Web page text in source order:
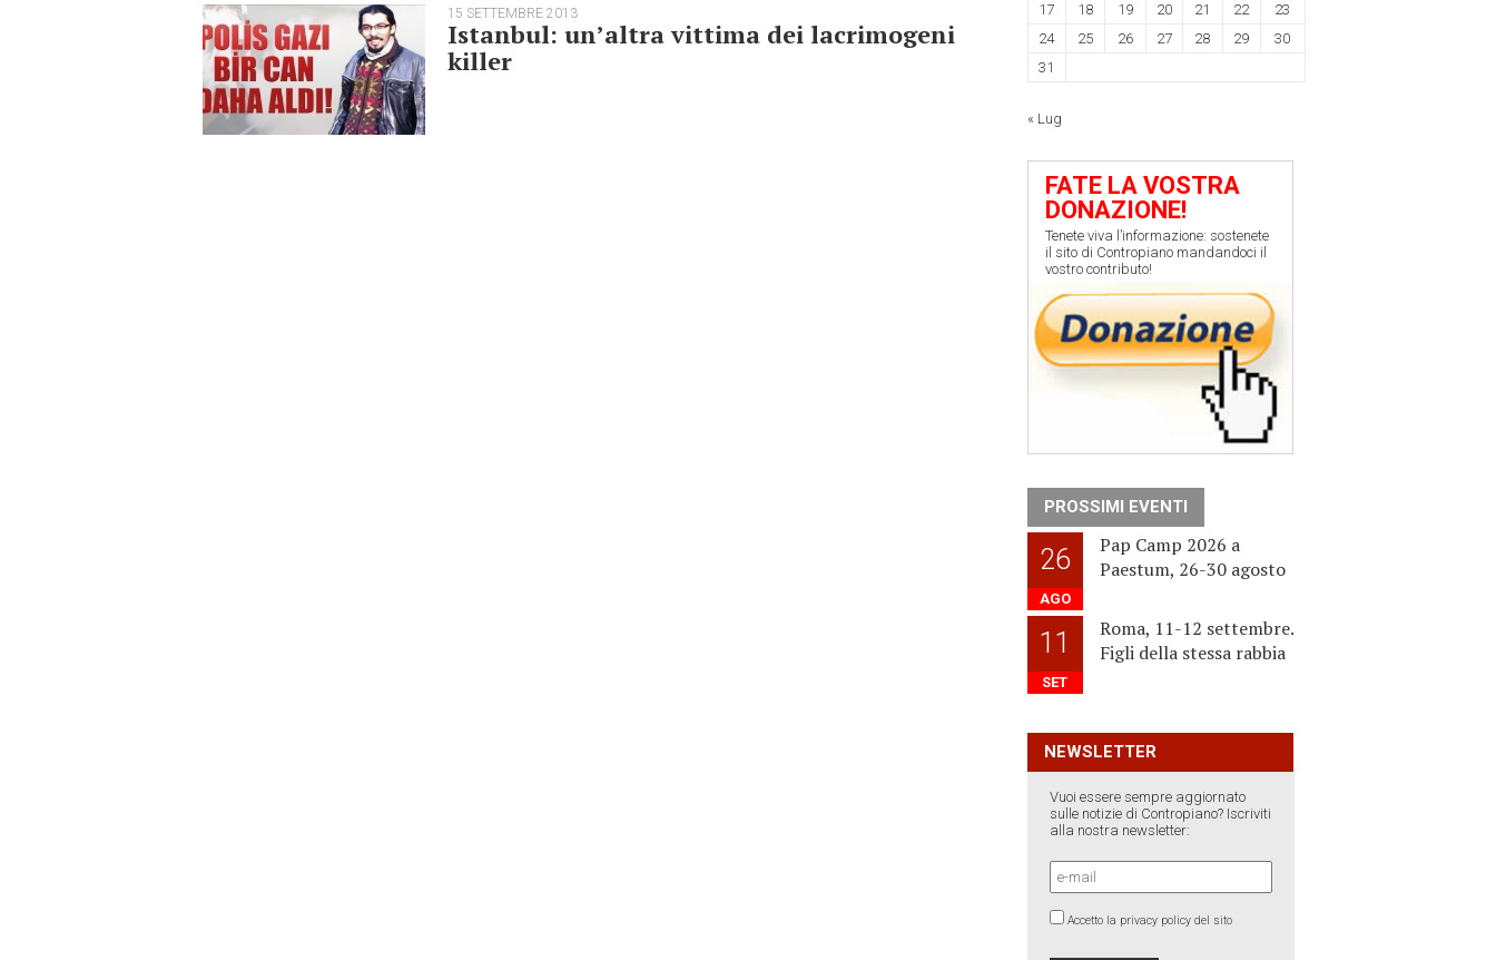
15 SETTEMBRE 2013
Istanbul: un’altra vittima dei lacrimogeni
killer
17
18 19 20 21 22
23
24
25 26 27 28 29
30
31
« Lug
FATE LA VOSTRA
DONAZIONE!
Tenete viva l’informazione: sostenete
il sito di Contropiano mandandoci il
vostro contributo!
PROSSIMI EVENTI
26
AGO
Pap Camp 2026 a
Paestum, 26-30 agosto
11
SET
Roma, 11-12 settembre.
Figli della stessa rabbia
NEWSLETTER
Vuoi essere sempre aggiornato
sulle notizie di Contropiano? Iscriviti
alla nostra newsletter:
Accetto la privacy policy del sito